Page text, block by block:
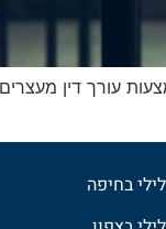
עורך דין
בחיפה